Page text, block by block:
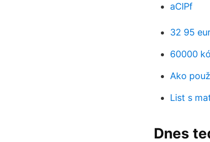
aClPf
32 95
60000
Ako
List s
Dnes